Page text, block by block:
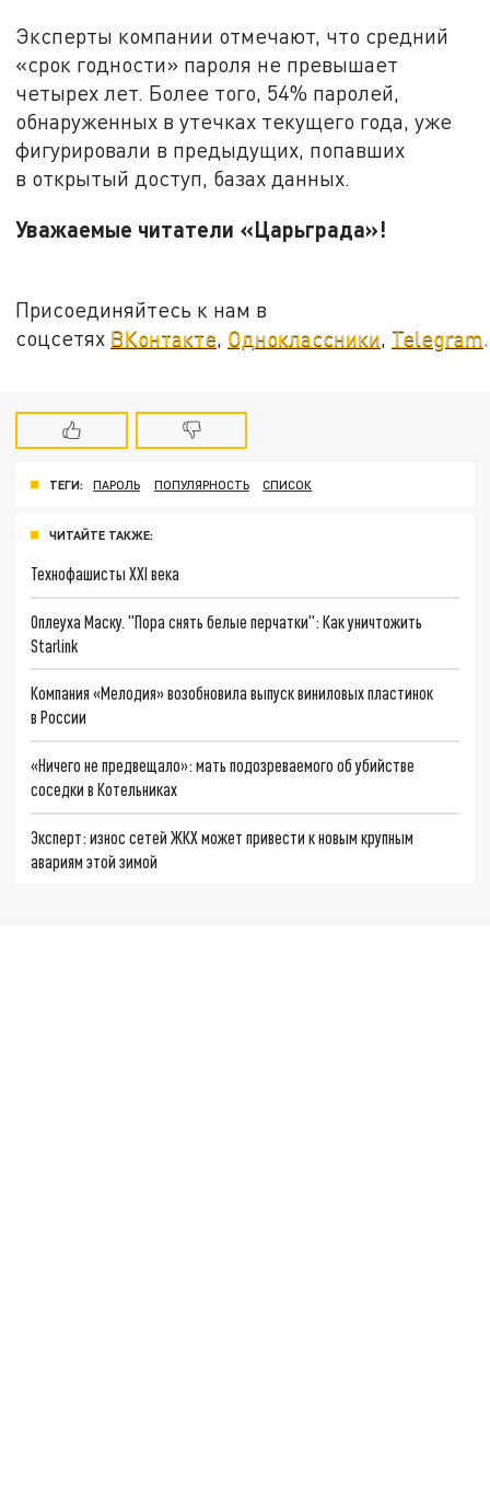
Эксперты компании отмечают, что средний
«срок годности» пароля не превышает
четырех лет. Более того, 54% паролей,
обнаруженных в утечках текущего года, уже
фигурировали в предыдущих, попавших
в открытый доступ, базах данных.
Уважаемые читатели «Царьграда»!
Присоединяйтесь к нам в
соцсетях ВКонтакте Одноклассники Telegram
ТЕГИ: ПАРОЛЬ ПОПУЛЯРНОСТЬ СПИСОК
ЧИТАЙТЕ ТАКЖЕ:
Технофашисты XXI века
Оплеуха Маску. "Пора снять белые перчатки": Как уничтожить
Starlink
Компания «Мелодия» возобновила выпуск виниловых пластинок
в России
«Ничего не предвещало»: мать подозреваемого об убийстве
соседки в Котельниках
Эксперт: износ сетей ЖКХ может привести к новым крупным
авариям этой зимой